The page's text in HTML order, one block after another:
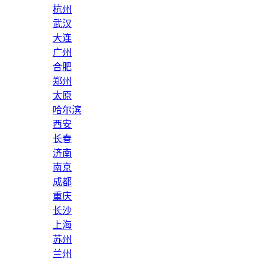
杭州
武汉
大连
广州
合肥
郑州
太原
哈尔滨
西安
长春
济南
南京
成都
重庆
长沙
上海
苏州
兰州